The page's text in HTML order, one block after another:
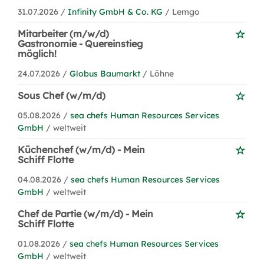
31.07.2026 / Infinity GmbH & Co. KG / Lemgo
Mitarbeiter (m/w/d)
Gastronomie - Quereinstieg
möglich!
24.07.2026 / Globus Baumarkt / Löhne
Sous Chef (w/m/d)
05.08.2026 / sea chefs Human Resources Services
GmbH / weltweit
Küchenchef (w/m/d) - Mein
Schiff Flotte
04.08.2026 / sea chefs Human Resources Services
GmbH / weltweit
Chef de Partie (w/m/d) - Mein
Schiff Flotte
01.08.2026 / sea chefs Human Resources Services
GmbH / weltweit